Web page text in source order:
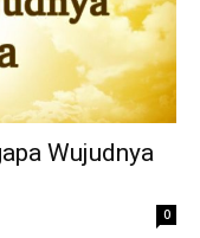
Wujudnya
0